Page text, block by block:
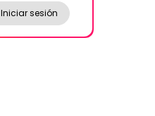
Iniciar sesión